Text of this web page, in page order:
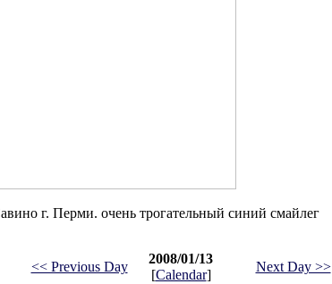
г. Перми. очень трогательный синий смайлег
<< Previous Day
2008/01/13
[Calendar]
Next Day >>